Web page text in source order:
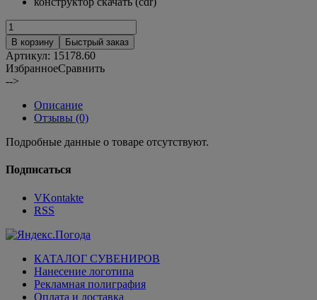
В корзину Быстрый заказ
Артикул: 15178.60
ИзбранноеСравнить
-->
Описание
Отзывы (0)
Подробные данные о товаре отсутствуют.
Подписаться
VKontakte
RSS
КАТАЛОГ СУВЕНИРОВ
Нанесение логотипа
Рекламная полиграфия
Оплата и доставка